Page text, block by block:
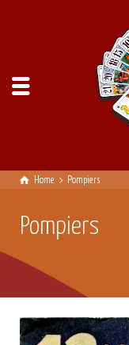
Home Pompiers
Pompiers